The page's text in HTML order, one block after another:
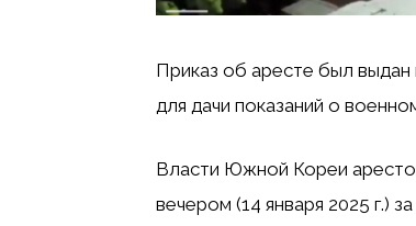
Приказ об аресте был
для дачи показаний о
Власти Южной Кореи
вечером (14 января 2025 г.)